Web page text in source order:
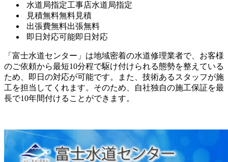
水道局指定工事店水道局指定
見積無料無料見積
出張費無料出張無料
即日対応可能即日対応
「富士水道センター」は地域密着の水道修理業者で、お客様
のご依頼から最短10分程で駆け付けられる態勢を整えている
ため、即日の対応が可能です。また、技術あるスタッフが施
工を担当してくれます。そのため、自社独自の施工保証を最
長で10年間付けることができます。